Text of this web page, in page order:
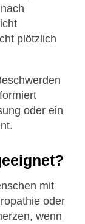
plötzlich
oder ein
mit
oder
wenn